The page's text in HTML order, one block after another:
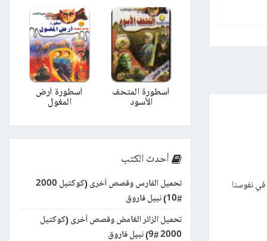
في نفوسنا
أسطورة المتحف
الأسود
أسطورة أرض
المغول
أحدث الكتب
تحميل الفارس وقصص أخرى (كوكتيل 2000
#10) نبيل فاروق
تحميل الزائر الغامض وقصص أخرى (كوكتيل
2000 #9) نبيل فاروق